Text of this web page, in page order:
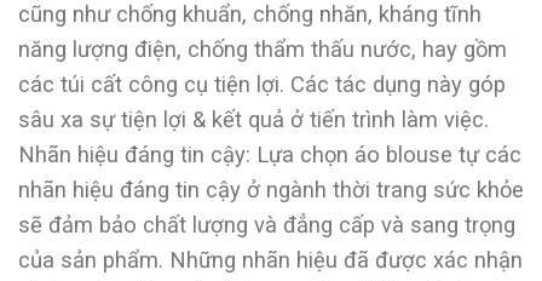
cũng như chống khuẩn, chống nhăn, kháng tĩnh
năng lượng điện, chống thẩm thấu nước, hay gồm
các túi cất công cụ tiện lợi. Các tác dụng này góp
sâu xa sự tiện lợi & kết quả ở tiến trình làm việc.
Nhãn hiệu đáng tin cậy: Lựa chọn áo blouse tự các
nhãn hiệu đáng tin cậy ở ngành thời trang sức khỏe
sẽ đảm bảo chất lượng và đẳng cấp và sang trọng
của sản phẩm. Những nhãn hiệu đã được xác nhận